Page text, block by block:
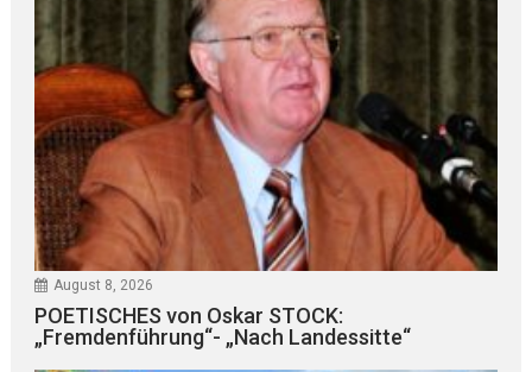
August 8, 2026
POETISCHES von Oskar STOCK:
„Fremdenführung“- „Nach Landessitte“